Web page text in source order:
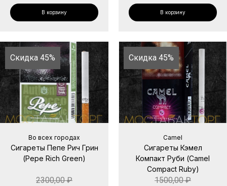
В корзину В корзину
Скидка 45%
Во всех городах
Сигареты Пепе Рич Грин
(Pepe Rich Green)
2300,00₽
Скидка 45%
Camel
Сигареты Кэмел
Компакт Руби (Camel
Compact Ruby)
1500,00₽